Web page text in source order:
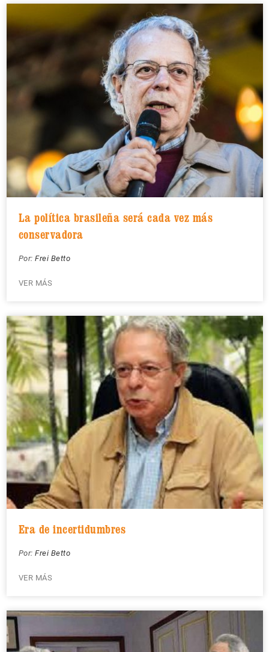
La política brasileña será cada vez más
conservadora
Por: Frei Betto
VER MÁS
Era de incertidumbres
Por: Frei Betto
VER MÁS